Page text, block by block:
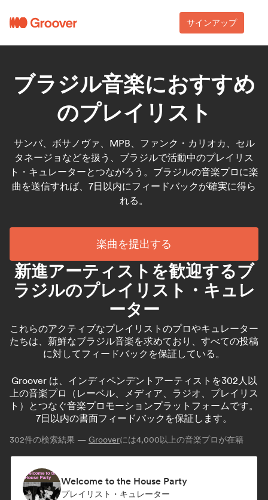
サインアップ
ブラジル音楽におすすめ
のプレイリスト
サンバ、ボサノヴァ、MPB、ファンク・カリオカ、セル
タネージョなどを扱う、ブラジルで活動中のプレイリス
ト・キュレーターとつながろう。ブラジルの音楽プロに楽
曲を送信すれば、7日以内にフィードバックが確実に得ら
れる。
楽曲を提出する
新進アーティストを歓迎するブ
ラジルのプレイリスト・キュレ
ーター
これらのアクティブなプレイリストのプロやキュレーター
たちは、新鮮なブラジル音楽を求めており、すべての投稿
に対してフィードバックを保証している。
Groover は、インディペンデントアーティストを302人以
上の音楽プロ（レーベル、メディア、ラジオ、プレイリス
ト）とつなぐ音楽プロモーションプラットフォームです。
7日以内の書面フィードバックを保証します。
302件の検索結果 — Grooverには4,000以上の音楽プロが在籍
Welcome to the House Party
プレイリスト・キュレーター